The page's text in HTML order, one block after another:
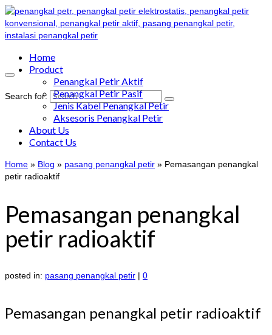
Search for:
Home
Product
Penangkal Petir Aktif
Penangkal Petir Pasif
Jenis Kabel Penangkal Petir
Aksesoris Penangkal Petir
About Us
Contact Us
Home » Blog » pasang penangkal petir » Pemasangan penangkal
petir radioaktif
Pemasangan penangkal
petir radioaktif
posted in: pasang penangkal petir | 0
Pemasangan penangkal petir radioaktif